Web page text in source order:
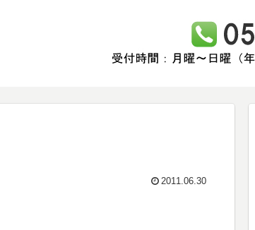
2011.06.30